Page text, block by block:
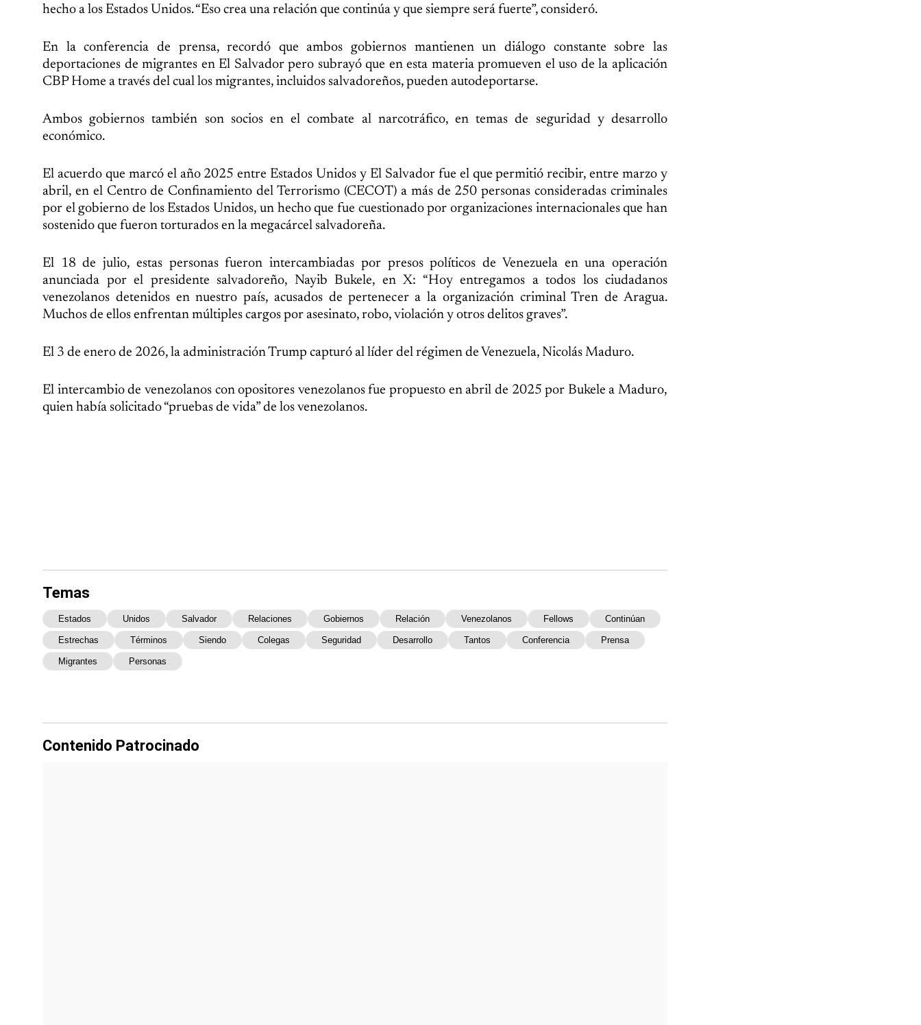
hecho a los Estados Unidos. “Eso crea una relación que continúa y que siempre será fuerte”, consideró.
En la conferencia de prensa, recordó que ambos gobiernos mantienen un diálogo constante sobre las
deportaciones de migrantes en El Salvador pero subrayó que en esta materia promueven el uso de la aplicación
CBP Home a través del cual los migrantes, incluidos salvadoreños, pueden autodeportarse.
Ambos gobiernos también son socios en el combate al narcotráfico, en temas de seguridad y desarrollo
económico.
El acuerdo que marcó el año 2025 entre Estados Unidos y El Salvador fue el que permitió recibir, entre marzo y
abril, en el Centro de Confinamiento del Terrorismo (CECOT) a más de 250 personas consideradas criminales
por el gobierno de los Estados Unidos, un hecho que fue cuestionado por organizaciones internacionales que han
sostenido que fueron torturados en la megacárcel salvadoreña.
El 18 de julio, estas personas fueron intercambiadas por presos políticos de Venezuela en una operación
anunciada por el presidente salvadoreño, Nayib Bukele, en X: “Hoy entregamos a todos los ciudadanos
venezolanos detenidos en nuestro país, acusados de pertenecer a la organización criminal Tren de Aragua.
Muchos de ellos enfrentan múltiples cargos por asesinato, robo, violación y otros delitos graves”.
El 3 de enero de 2026, la administración Trump capturó al líder del régimen de Venezuela, Nicolás Maduro.
El intercambio de venezolanos con opositores venezolanos fue propuesto en abril de 2025 por Bukele a Maduro,
quien había solicitado “pruebas de vida” de los venezolanos.
Temas
Estados Unidos Salvador Relaciones Gobiernos Relación Venezolanos Fellows Continúan
Estrechas Términos Siendo Colegas Seguridad Desarrollo Tantos Conferencia Prensa
Migrantes Personas
Contenido Patrocinado